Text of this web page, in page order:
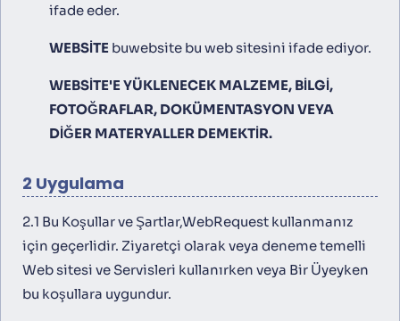
ifade eder.
WEBSITE buwebsite bu web sitesini ifade ediyor.
WEBSITE'E YÜKLENECEK MALZEME, BILGI,
FOTOĞRAFLAR, DOKÜMENTASYON VEYA
DIĞER MATERYALLER DEMEKTIR.
2 Uygulama
2.1 Bu Koşullar ve Şartlar,WebRequest kullanmanız
için geçerlidir. Ziyaretçi olarak veya deneme temelli
Web sitesi ve Servisleri kullanırken veya Bir Üyeyken
bu koşullara uygundur.